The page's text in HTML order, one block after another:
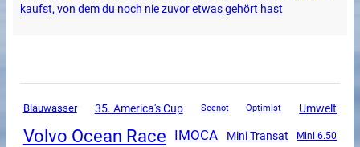
kaufst, von dem du noch nie zuvor etwas gehört hast
Blauwasser 35. America's Cup Seenot Optimist Umwelt
Volvo Ocean Race IMOCA Mini Transat Mini 6.50